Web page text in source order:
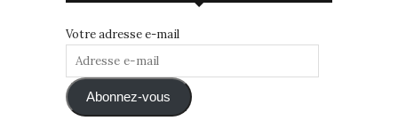
Votre adresse e-mail
Adresse
mail Abonnez-vous